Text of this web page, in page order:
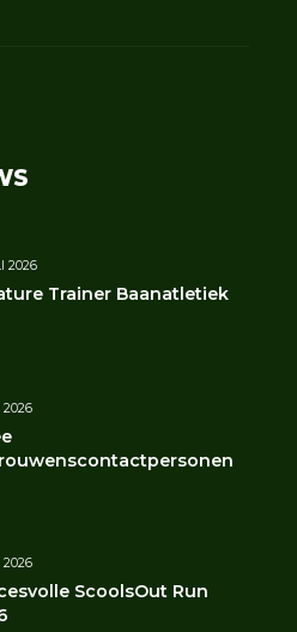
2026
Trainer Baanatletiek
2026
2026
ScoolsOut Run